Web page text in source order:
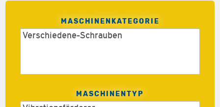
MASCHINENKATEGORIE
MASCHINENTYP